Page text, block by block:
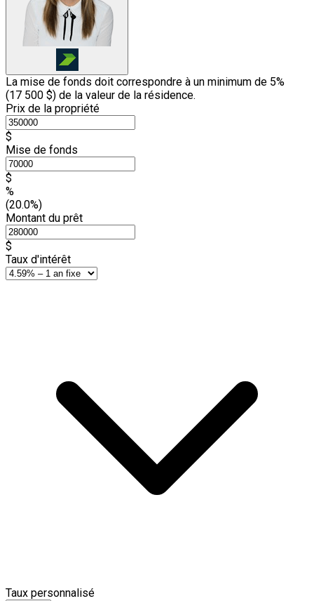
La mise de fonds doit correspondre à un minimum de 5%
(17 500 $) de la valeur de la résidence.
Prix de la propriété
$
Mise de fonds
$
%
(20.0%)
Montant du prêt
$
Taux d'intérêt
Taux personnalisé